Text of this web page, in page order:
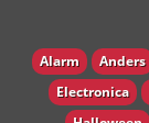
Alarm Anders
Electronica